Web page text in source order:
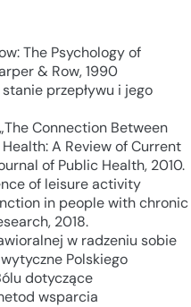
The Psychology of
& Row, 1990
przepływu i jego
Connection Between
A Review of Current
of Public Health, 2010.
of leisure activity
in people with chronic
2018.
w radzeniu sobie
Polskiego
dotyczące
wsparcia